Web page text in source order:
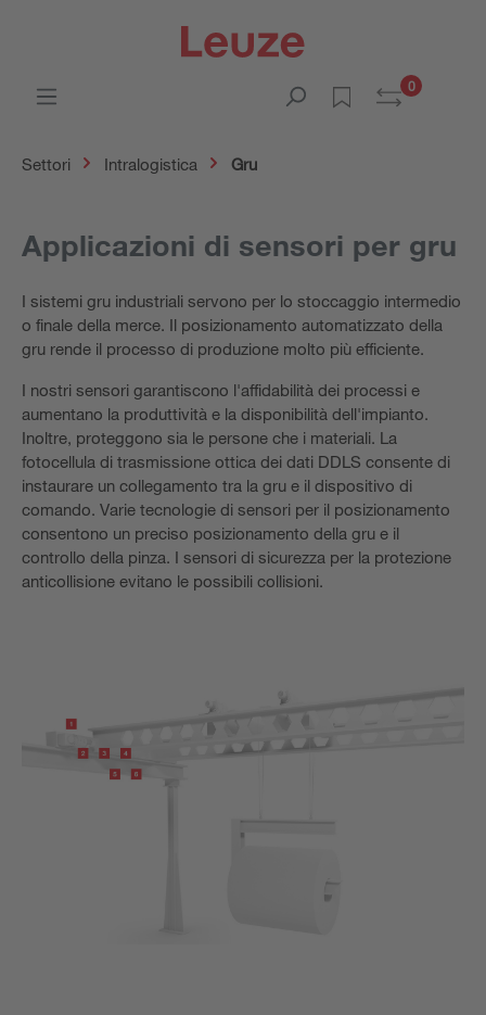
0
Settori Intralogistica Gru
Applicazioni di sensori per gru
I sistemi gru industriali servono per lo stoccaggio intermedio
o finale della merce. Il posizionamento automatizzato della
gru rende il processo di produzione molto più efficiente.
I nostri sensori garantiscono l'affidabilità dei processi e
aumentano la produttività e la disponibilità dell'impianto.
Inoltre, proteggono sia le persone che i materiali. La
fotocellula di trasmissione ottica dei dati DDLS consente di
instaurare un collegamento tra la gru e il dispositivo di
comando. Varie tecnologie di sensori per il posizionamento
consentono un preciso posizionamento della gru e il
controllo della pinza. I sensori di sicurezza per la protezione
anticollisione evitano le possibili collisioni.